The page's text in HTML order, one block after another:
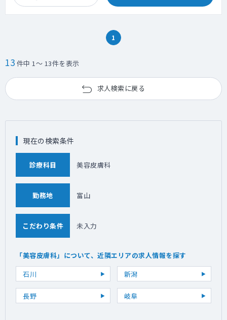
1
13 件中 1～ 13件を表示
求人検索に戻る
現在の検索条件
診療科目 美容皮膚科
勤務地 富山
こだわり条件 未入力
「美容皮膚科」について、近隣エリアの求人情報を探す
石川
新潟
長野 岐阜